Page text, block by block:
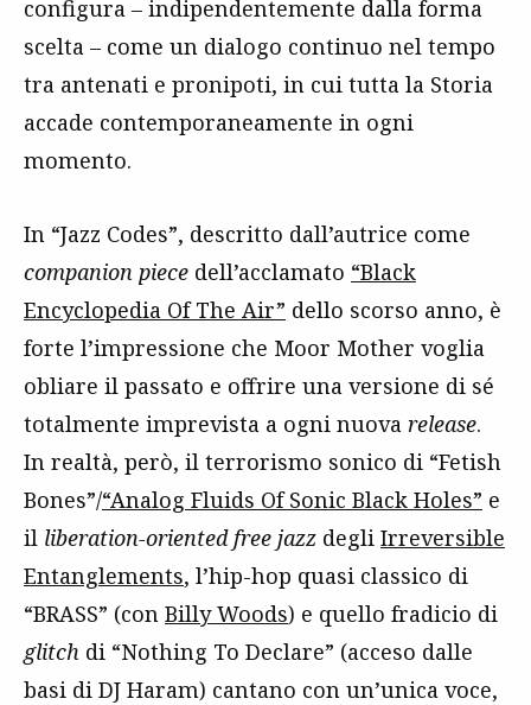
configura – indipendentemente dalla forma
scelta – come un dialogo continuo nel tempo
tra antenati e pronipoti, in cui tutta la Storia
accade contemporaneamente in ogni
momento.
In “Jazz Codes”, descritto dall’autrice come
companion piece dell’acclamato “Black
Encyclopedia Of The Air” dello scorso anno, è
forte l’impressione che Moor Mother voglia
obliare il passato e offrire una versione di sé
totalmente imprevista a ogni nuova release.
In realtà, però, il terrorismo sonico di “Fetish
Bones”/“Analog Fluids Of Sonic Black Holes” e
il liberation-oriented free jazz degli Irreversible
Entanglements, l’hip-hop quasi classico di
“BRASS” (con Billy Woods) e quello fradicio di
glitch di “Nothing To Declare” (acceso dalle
basi di DJ Haram) cantano con un’unica voce,